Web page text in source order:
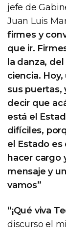
jefe de
Juan Luis
firmes y
que ir.
la danza,
ciencia.
sus puertas,
decir que
está el
difíciles,
el Estado
hacer cargo
mensaje y
vamos”
“¡Qué viva
discurso el